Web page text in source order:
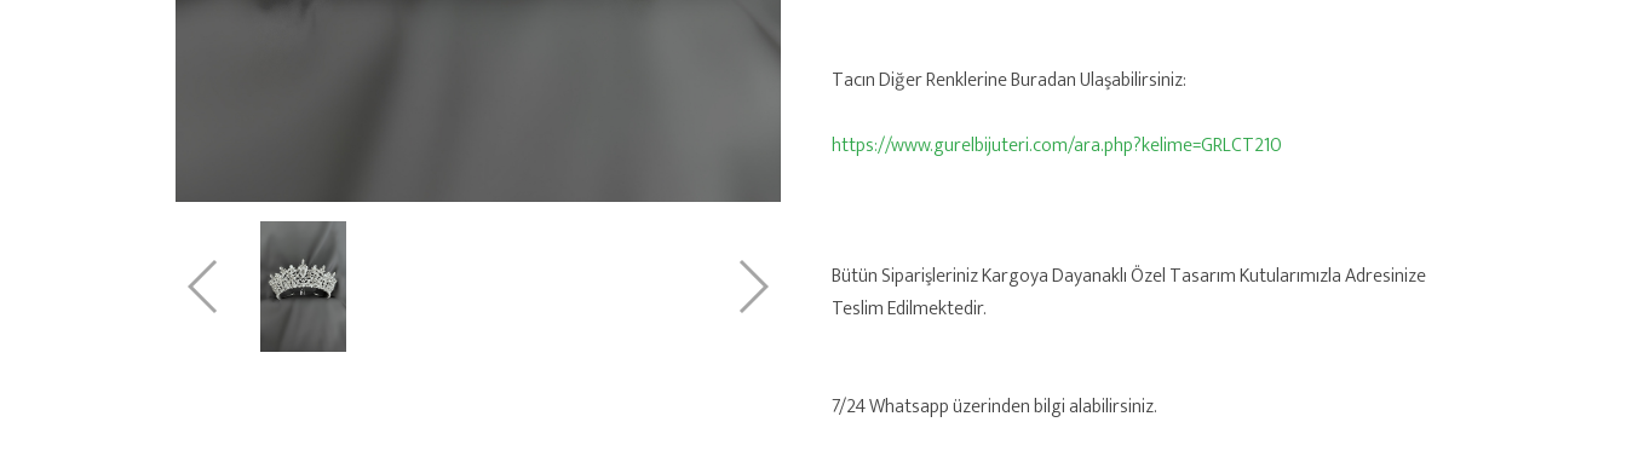
Tacın Diğer Renklerine Buradan Ulaşabilirsiniz:
https://www.gurelbijuteri.com/ara.php?kelime=GRLCT210
Bütün Siparişleriniz Kargoya Dayanaklı Özel Tasarım Kutularımızla Adresinize
Teslim Edilmektedir.
7/24 Whatsapp üzerinden bilgi alabilirsiniz.